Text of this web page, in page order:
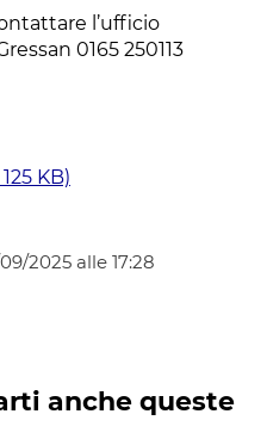
l’ufficio
0165 250113
KB)
2025 alle 17:28
anche queste